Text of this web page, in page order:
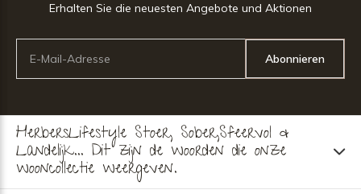
Erhalten Sie die neuesten Angebote und Aktionen
Abonnieren
HerbersLifestyle Stoer, Sober,Sfeervol &
Landelijk... Dit zijn de woorden die onze
wooncollectie weergeven.